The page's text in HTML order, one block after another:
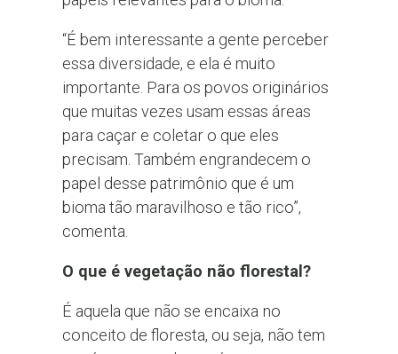
“É bem interessante a gente perceber
essa diversidade, e ela é muito
importante. Para os povos originários
que muitas vezes usam essas áreas
para caçar e coletar o que eles
precisam. Também engrandecem o
papel desse patrimônio que é um
bioma tão maravilhoso e tão rico”,
comenta.
O que é vegetação não florestal?
É aquela que não se encaixa no
conceito de floresta, ou seja, não tem